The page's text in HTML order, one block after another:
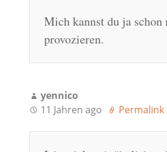
Mich kannst du ja
provozieren.
yennico
11 Jahren ago
Permalink